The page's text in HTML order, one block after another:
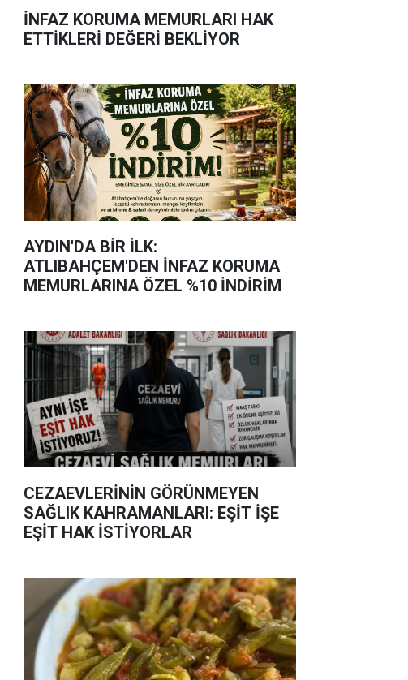
İNFAZ KORUMA MEMURLARI HAK
ETTİKLERİ DEĞERİ BEKLİYOR
AYDIN'DA BİR İLK:
ATLIBAHÇEM'DEN İNFAZ KORUMA
MEMURLARINA ÖZEL %10 İNDİRİM
CEZAEVLERİNİN GÖRÜNMEYEN
SAĞLIK KAHRAMANLARI: EŞİT İŞE
EŞİT HAK İSTİYORLAR